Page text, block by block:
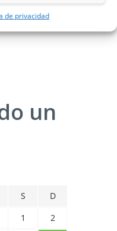
de privacidad
un
S
D
1
2